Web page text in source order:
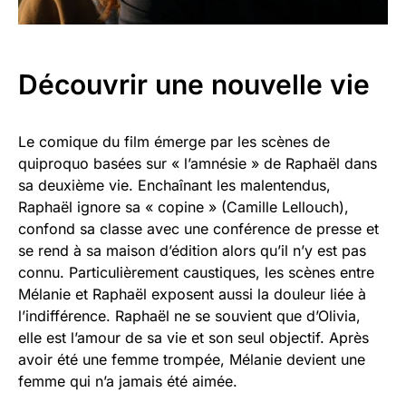
Découvrir une nouvelle vie
Le comique du film émerge par les scènes de
quiproquo basées sur « l’amnésie » de Raphaël dans
sa deuxième vie. Enchaînant les malentendus,
Raphaël ignore sa « copine » (Camille Lellouch),
confond sa classe avec une conférence de presse et
se rend à sa maison d’édition alors qu’il n’y est pas
connu. Particulièrement caustiques, les scènes entre
Mélanie et Raphaël exposent aussi la douleur liée à
l’indifférence. Raphaël ne se souvient que d’Olivia,
elle est l’amour de sa vie et son seul objectif. Après
avoir été une femme trompée, Mélanie devient une
femme qui n’a jamais été aimée.